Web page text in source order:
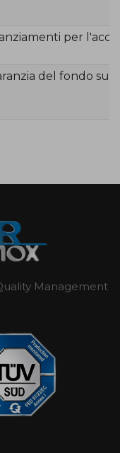
per
del fondo su
Management